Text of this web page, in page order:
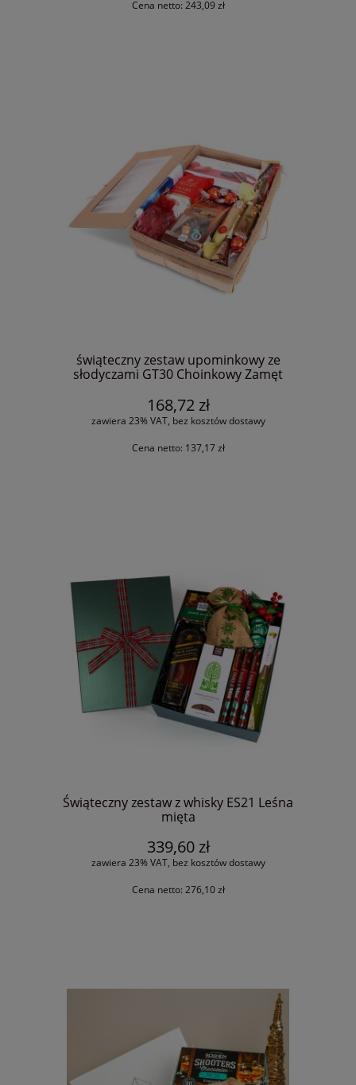
Cena netto: 243,09 zł
świąteczny zestaw upominkowy ze
słodyczami GT30 Choinkowy Zamęt
168,72 zł
zawiera 23% VAT, bez kosztów dostawy
Cena netto: 137,17 zł
Świąteczny zestaw z whisky ES21 Leśna
mięta
339,60 zł
zawiera 23% VAT, bez kosztów dostawy
Cena netto: 276,10 zł